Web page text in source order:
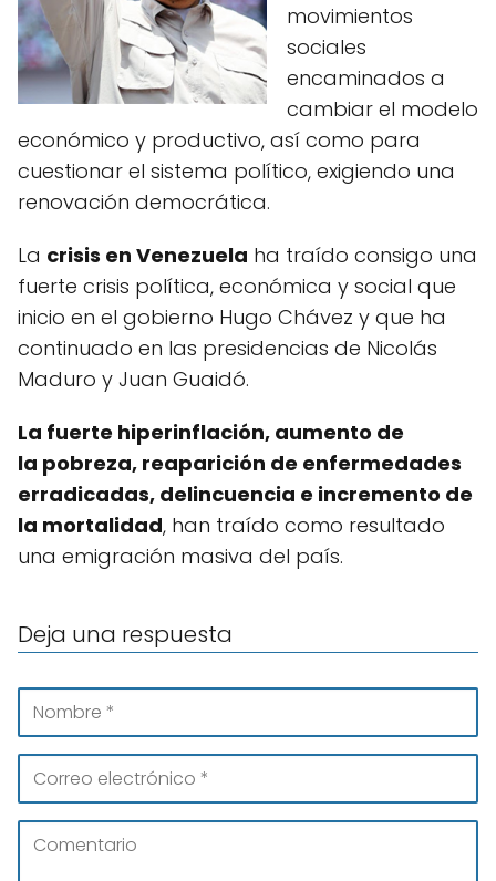
movimientos
sociales
encaminados a
cambiar el modelo
económico y productivo, así como para
cuestionar el sistema político, exigiendo una
renovación democrática.
La crisis en Venezuela ha traído consigo una
fuerte crisis política, económica y social que
inicio en el gobierno Hugo Chávez y que ha
continuado en las presidencias de Nicolás
Maduro y Juan Guaidó.
La fuerte hiperinflación, aumento de
la pobreza, reaparición de enfermedades
erradicadas, delincuencia e incremento de
la mortalidad, han traído como resultado
una emigración masiva del país.
Deja una respuesta